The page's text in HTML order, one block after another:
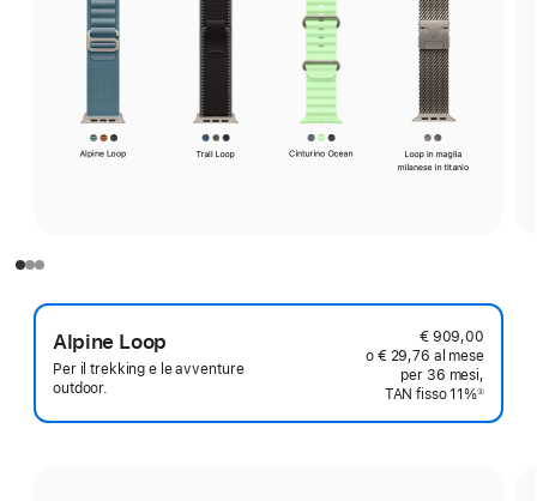
Alpine Loop
Per il trekking e le avventure
outdoor.
€ 909,00
o € 29,76 al mese
per 36 mesi,
TAN fisso 11%①